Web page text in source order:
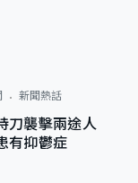
新聞熱話
刀襲擊兩途人
有抑鬱症